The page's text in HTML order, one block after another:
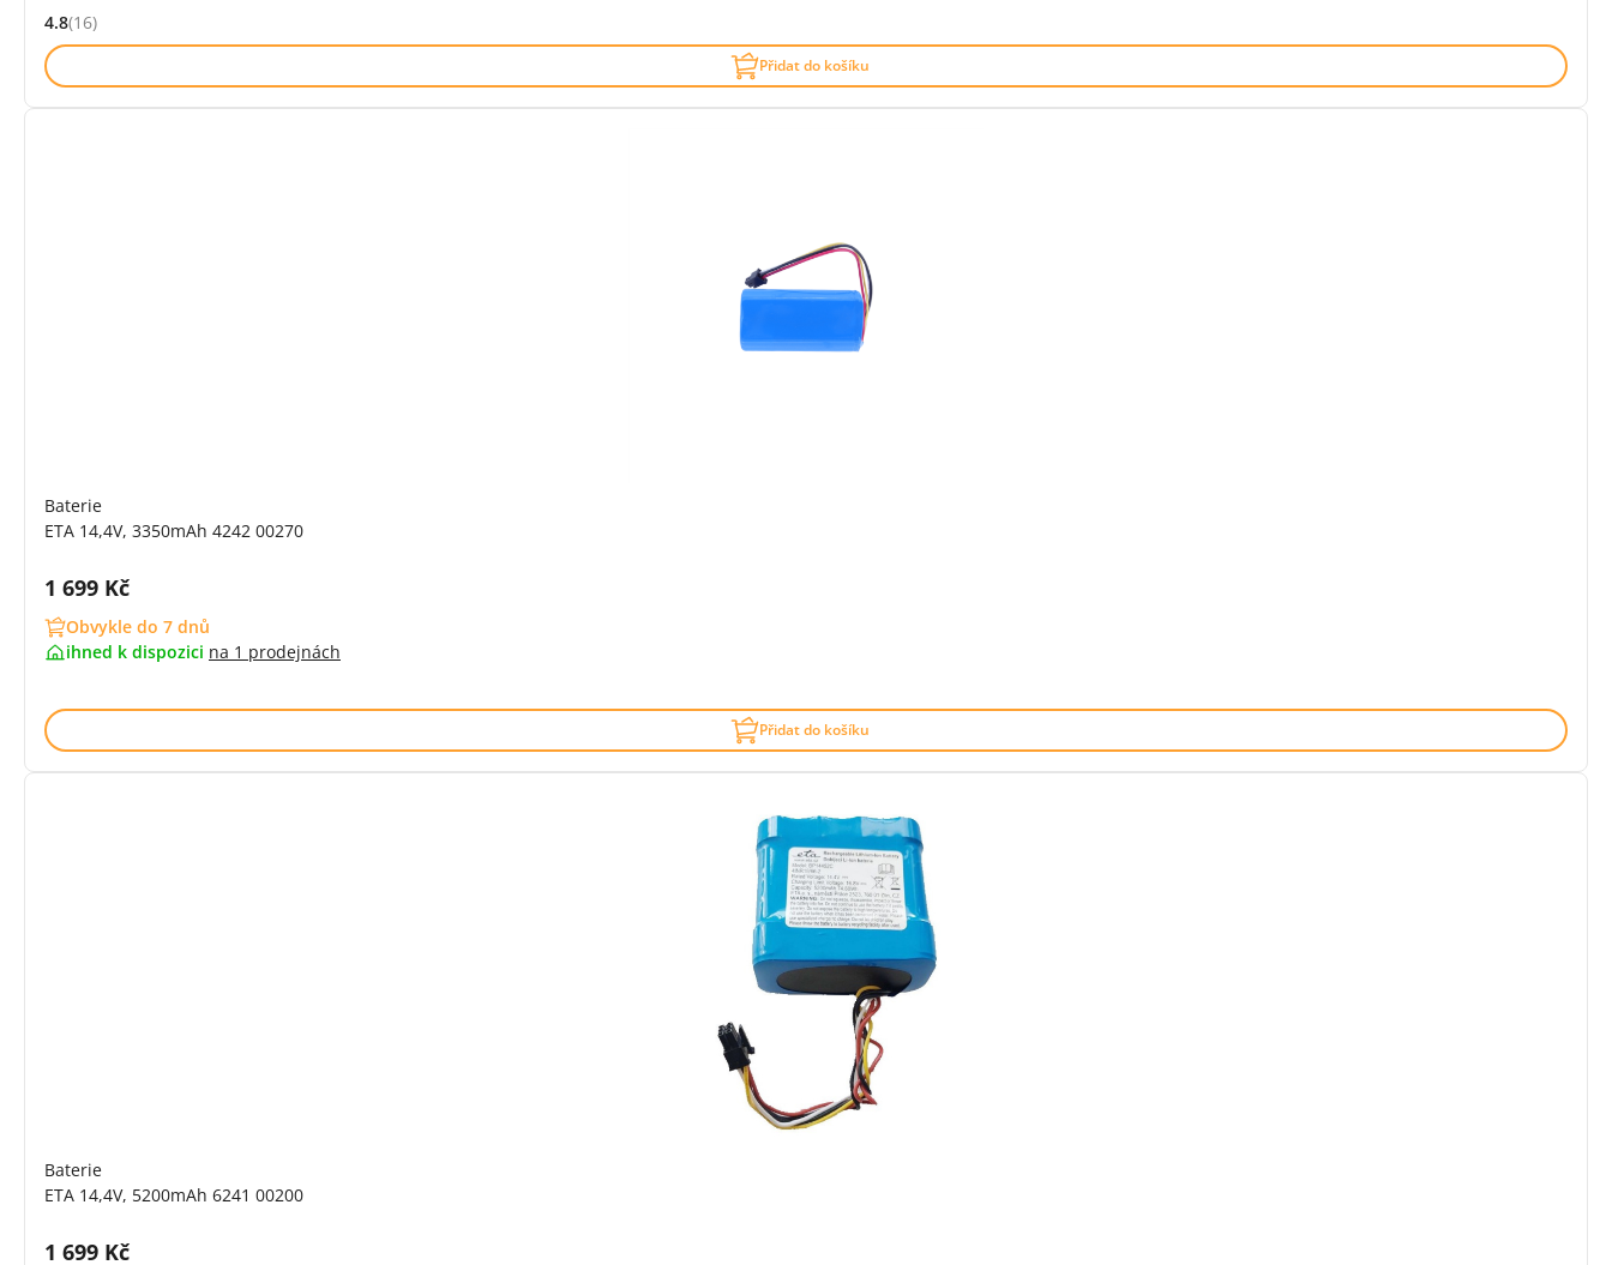
Hodnocení: 4.8 z 5 (16 recenzí)
4.8(16)
Přidat do košíku
Baterie
ETA 14,4V, 3350mAh 4242 00270
Cena s DPH:
1 699 Kč
Obvykle do 7 dnů
ihned k dispozici na 1 prodejnách
Přidat do košíku
Baterie
ETA 14,4V, 5200mAh 6241 00200
Cena s DPH:
1 699 Kč